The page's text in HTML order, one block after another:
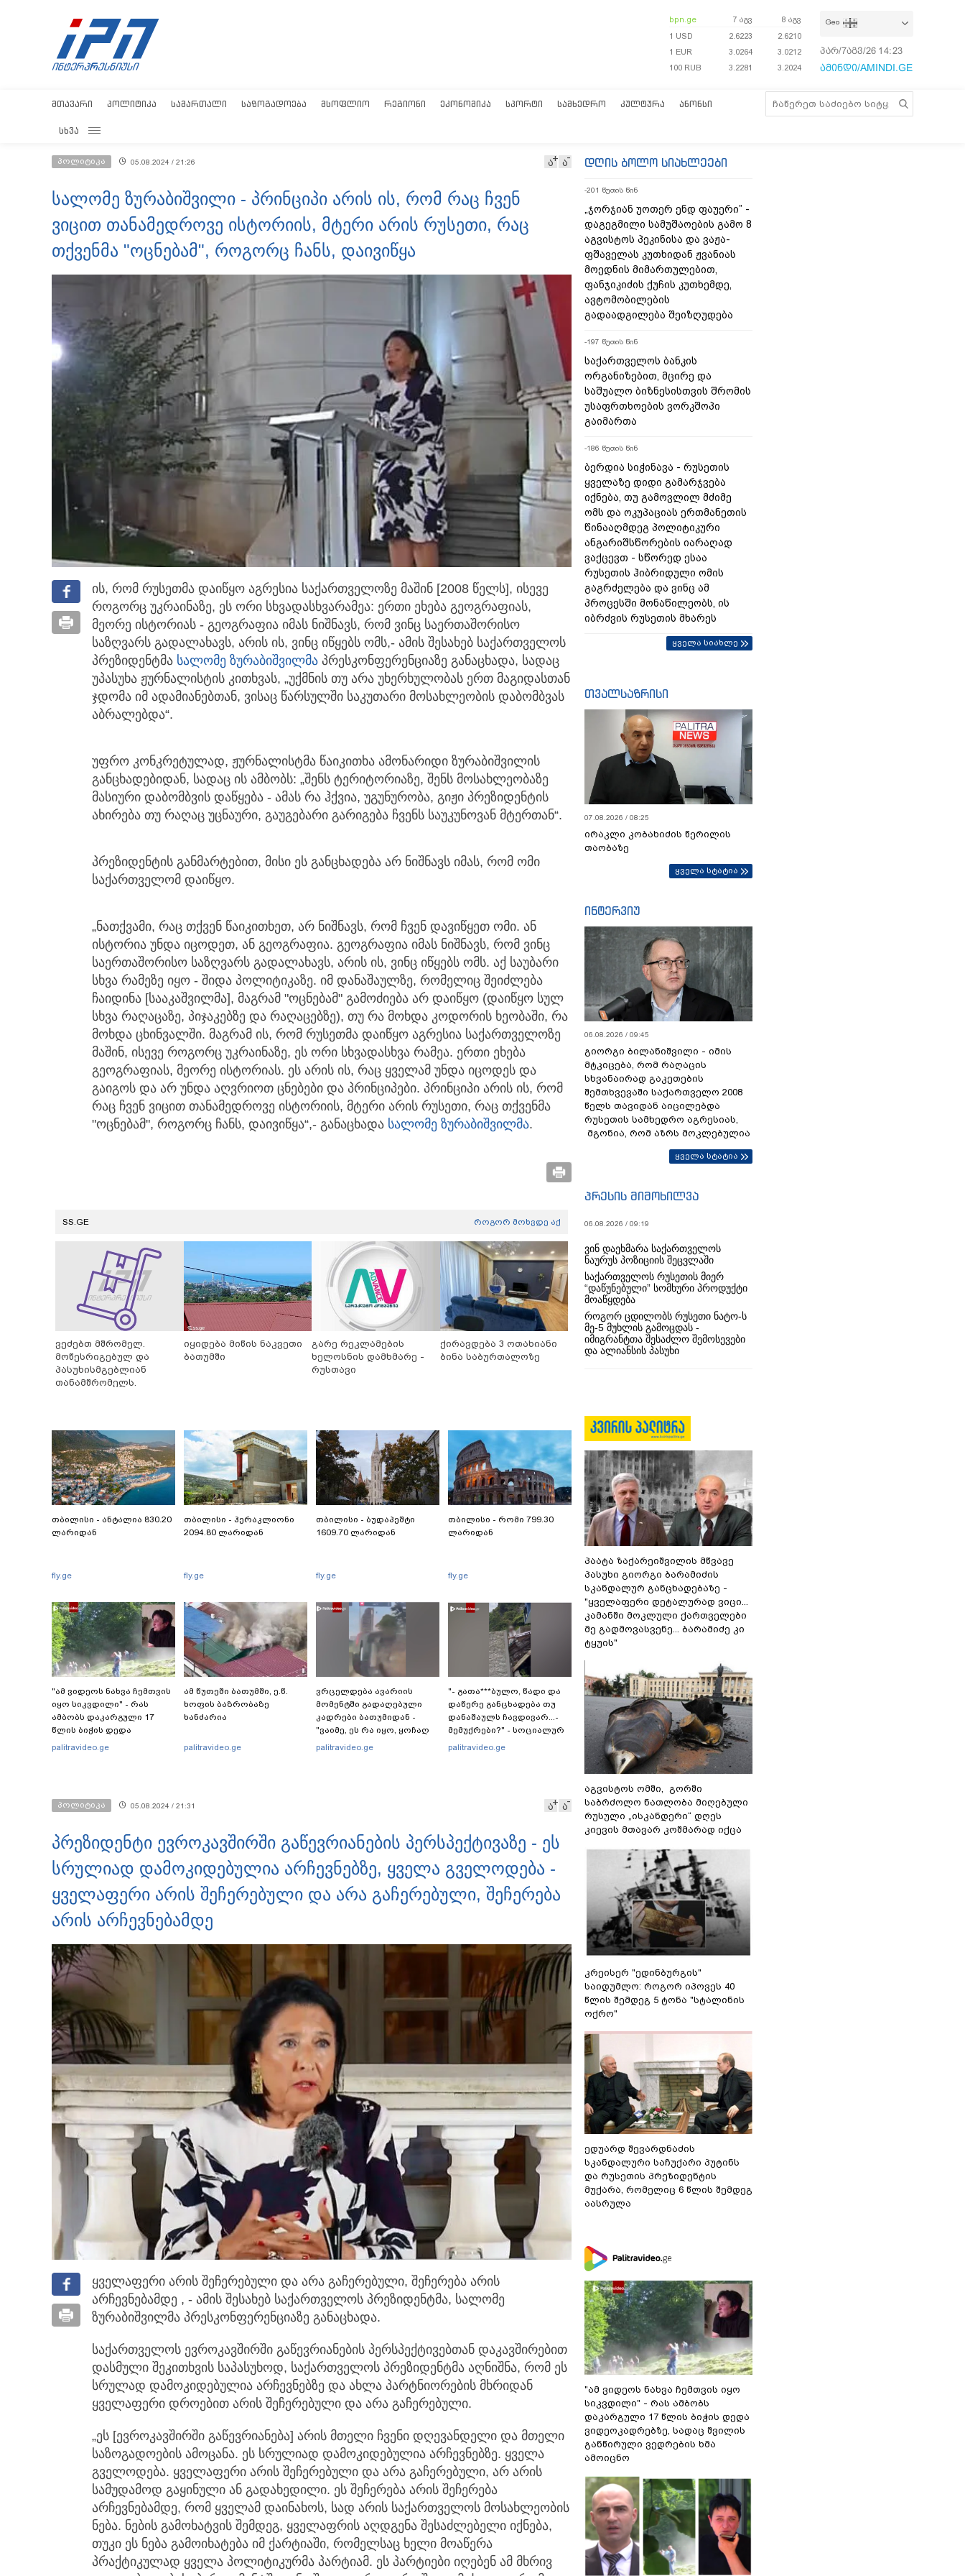
bpn.ge 7 აგვ
8 აგვ
1 USD
2.6223
2.6210
1 EUR
3.0264
3.0212
100 RUB
3.2281 3.2024
Geo
პარ/7აგვ/26 14:23:26
ამინდი/AMINDI.GE
ᲛᲗᲐᲕᲐᲠᲘ ᲞᲝᲚᲘᲢᲘᲙᲐ ᲡᲐᲛᲐᲠᲗᲐᲚᲘ ᲡᲐᲖᲝᲒᲐᲓᲝᲔᲑᲐ ᲛᲡᲝᲤᲚᲘᲝ ᲠᲔᲒᲘᲝᲜᲘ ᲔᲙᲝᲜᲝᲛᲘᲙᲐ ᲡᲞᲝᲠᲢᲘ ᲡᲐᲛᲮᲔᲓᲠᲝ ᲙᲣᲚᲢᲣᲠᲐ ᲐᲜᲝᲜᲡᲘ
ᲡᲮᲕᲐ
პოლიტიკა 05.08.2024 / 21:26 ა ა
სალომე ზურაბიშვილი - პრინციპი არის ის, რომ რაც ჩვენ
ვიცით თანამედროვე ისტორიის, მტერი არის რუსეთი, რაც
თქვენმა "ოცნებამ", როგორც ჩანს, დაივიწყა
ის, რომ რუსეთმა დაიწყო აგრესია საქართველოზე მაშინ [2008 წელს], ისევე
როგორც უკრაინაზე, ეს ორი სხვადასხვარამეა: ერთი ეხება გეოგრაფიას,
მეორე ისტორიას - გეოგრაფია იმას ნიშნავს, რომ ვინც საერთაშორისო
საზღვარს გადალახავს, არის ის, ვინც იწყებს ომს,- ამის შესახებ საქართველოს
პრეზიდენტმა სალომე ზურაბიშვილმა პრესკონფერენციაზე განაცხადა, სადაც
უპასუხა ჟურნალისტის კითხვას, „უქმნის თუ არა უხერხულობას ერთ მაგიდასთან
ჯდომა იმ ადამიანებთან, ვისაც წარსულში საკუთარი მოსახლეობის დაბომბვას
აბრალებდა“.
უფრო კონკრეტულად, ჟურნალისტმა წაიკითხა ამონარიდი ზურაბიშვილის
განცხადებიდან, სადაც ის ამბობს: „შენს ტერიტორიაზე, შენს მოსახლეობაზე
მასიური დაბომბვის დაწყება - ამას რა ჰქვია, უგუნურობა, გიჟი პრეზიდენტის
ახირება თუ რაღაც უცნაური, გაუგებარი გარიგება ჩვენს საუკუნოვან მტერთან“.
პრეზიდენტის განმარტებით, მისი ეს განცხადება არ ნიშნავს იმას, რომ ომი
საქართველომ დაიწყო.
„ნათქვამი, რაც თქვენ წაიკითხეთ, არ ნიშნავს, რომ ჩვენ დავიწყეთ ომი. ან
ისტორია უნდა იცოდეთ, ან გეოგრაფია. გეოგრაფია იმას ნიშნავს, რომ ვინც
საერთაშორისო საზღვარს გადალახავს, არის ის, ვინც იწყებს ომს. აქ საუბარი
სხვა რამეზე იყო - შიდა პოლიტიკაზე. იმ დანაშაულზე, რომელიც შეიძლება
ჩაიდინა [სააკაშვილმა], მაგრამ "ოცნებამ" გამოძიება არ დაიწყო (დაიწყო სულ
სხვა რაღაცაზე, პიჯაკებზე და რაღაცებზე), თუ რა მოხდა კოდორის ხეობაში, რა
მოხდა ცხინვალში. მაგრამ ის, რომ რუსეთმა დაიწყო აგრესია საქართველოზე
მაშინ, ისევე როგორც უკრაინაზე, ეს ორი სხვადასხვა რამეა. ერთი ეხება
გეოგრაფიას, მეორე ისტორიას. ეს არის ის, რაც ყველამ უნდა იცოდეს და
გაიგოს და არ უნდა აღვრიოთ ცნებები და პრინციპები. პრინციპი არის ის, რომ
რაც ჩვენ ვიცით თანამედროვე ისტორიის, მტერი არის რუსეთი, რაც თქვენმა
"ოცნებამ", როგორც ჩანს, დაივიწყა“,- განაცხადა სალომე ზურაბიშვილმა.
SS.GE როგორ მოხვდე აქ
ვეძებთ მშრომელ.
მოწესრიგებულ და
პასუხისმგებლიან
თანამშრომელს.
იყიდება მიწის ნაკვეთი
ბათუმში
გარე რეკლამების
ხელოსნის დამხმარე -
რუსთავი
ქირავდება 3 ოთახიანი
ბინა საბურთალოზე
თბილისი - ანტალია 830.20
ლარიდან
fly.ge
თბილისი - ჰერაკლიონი
2094.80 ლარიდან
fly.ge
თბილისი - ბუდაპეშტი
1609.70 ლარიდან
fly.ge
თბილისი - რომი 799.30
ლარიდან
fly.ge
"ამ ვიდეოს ნახვა ჩემთვის
იყო სიკვდილი" - რას
ამბობს დაკარგული 17
წლის ბიჭის დედა
ვიდეოკადრებზე, სადაც
palitravideo.ge
ამ წუთეში ბათუმში, ე.წ.
ხოფის ბაზრობაზე
ხანძარია
palitravideo.ge
ვრცელდება ავარიის
მომენტში გადაღებული
კადრები ბათუმიდან -
"ვაიმე, ეს რა იყო, ყოჩაღ
"მარშრუტკის" მძღოლს"
palitravideo.ge
"- გათა***ბულო, წადი და
დაწერე განცხადება თუ
დანაშაულს ჩავდივარ...-
მემუქრები?" - სოციალურ
ქსელში სკანდალური
palitravideo.ge
პოლიტიკა 05.08.2024 / 21:31 ა ა
პრეზიდენტი ევროკავშირში გაწევრიანების პერსპექტივაზე - ეს
სრულიად დამოკიდებულია არჩევნებზე, ყველა გველოდება -
ყველაფერი არის შეჩერებული და არა გაჩერებული, შეჩერება
არის არჩევნებამდე
ყველაფერი არის შეჩერებული და არა გაჩერებული, შეჩერება არის
არჩევნებამდე , - ამის შესახებ საქართველოს პრეზიდენტმა, სალომე
ზურაბიშვილმა პრესკონფერენციაზე განაცხადა.
საქართველოს ევროკავშირში გაწევრიანების პერსპექტივებთან დაკავშირებით
დასმული შეკითხვის საპასუხოდ, საქართველოს პრეზიდენტმა აღნიშნა, რომ ეს
სრულად დამოკიდებულია არჩევნებზე და ახლა პარტნიორების მხრიდან
ყველაფერი დროებით არის შეჩერებული და არა გაჩერებული.
„ეს [ევროკავშირში გაწევრიანება] არის მთელი ჩვენი დღევანდელი და მთელი
საზოგადოების ამოცანა. ეს სრულიად დამოკიდებულია არჩევნებზე. ყველა
გველოდება. ყველაფერი არის შეჩერებული და არა გაჩერებული, არ არის
სამუდამოდ გაყინული ან გადახედილი. ეს შეჩერება არის შეჩერება
არჩევნებამდე, რომ ყველამ დაინახოს, სად არის საქართველოს მოსახლეობის
ნება. ნების გამოხატვის შემდეგ, ყველაფრის აღდგენა შესაძლებელი იქნება,
თუკი ეს ნება გამოიხატება იმ ქარტიაში, რომელსაც ხელი მოაწერა
პრაქტიკულად ყველა პოლიტიკურმა პარტიამ. ეს პარტიები იღებენ ამ მხრივ
დღის ბოლო სიახლეები
-201 წუთის წინ
„ჯორჯიან უოთერ ენდ ფაუერი” -
დაგეგმილი სამუშაოების გამო 8
აგვისტოს პეკინისა და ვაჟა-
ფშაველას კუთხიდან ჟვანიას
მოედნის მიმართულებით,
ფანჯიკიძის ქუჩის კუთხემდე,
ავტომობილების
გადაადგილება შეიზღუდება
-197 წუთის წინ
საქართველოს ბანკის
ორგანიზებით, მცირე და
საშუალო ბიზნესისთვის შრომის
უსაფრთხოების ვორკშოპი
გაიმართა
-186 წუთის წინ
ბერდია სიჭინავა - რუსეთის
ყველაზე დიდი გამარჯვება
იქნება, თუ გამოვლილ მძიმე
ომს და ოკუპაციას ერთმანეთის
წინააღმდეგ პოლიტიკური
ანგარიშსწორების იარაღად
ვაქცევთ - სწორედ ესაა
რუსეთის ჰიბრიდული ომის
გაგრძელება და ვინც ამ
პროცესში მონაწილეობს, ის
იბრძვის რუსეთის მხარეს
ყველა სიახლე
თვალსაზრისი
07.08.2026 / 08:25
ირაკლი კობახიძის წერილის
თაობაზე
ყველა სტატია
ინტერვიუ
06.08.2026 / 09:45
გიორგი ბილანიშვილი - იმის
მტკიცება, რომ რაღაცის
სხვანაირად გაკეთების
შემთხვევაში საქართველო 2008
წელს თავიდან აიცილებდა
რუსეთის სამხედრო აგრესიას,
მგონია, რომ აზრს მოკლებულია
ყველა სტატია
პრესის მიმოხილვა
06.08.2026 / 09:19
ვინ დაეხმარა საქართველოს
ნაურუს პოზიციის შეცვლაში
საქართველოს რუსეთის მიერ
“დაწუნებული” სომხური პროდუქტი
მოაწყდება
როგორ ცდილობს რუსეთი ნატო-ს
მე-5 მუხლის გამოცდას -
იმიგრანტთა შესაძლო შემოსევები
და ალიანსის პასუხი
პაატა ზაქარეიშვილის მწვავე
პასუხი გიორგი ბარამიძის
სკანდალურ განცხადებაზე -
"ყველაფერი დეტალურად ვიცი...
კამანში მოკლული ქართველები
მე გადმოვასვენე... ბარამიძე კი
ტყუის"
აგვისტოს ომში, გორში
საბრძოლო ნათლობა მიღებული
რუსული „ისკანდერი“ დღეს
კიევის მთავარ კოშმარად იქცა
კრეისერ "ედინბურგის"
საიდუმლო: როგორ იპოვეს 40
წლის შემდეგ 5 ტონა "სტალინის
ოქრო"
ედუარდ შევარდნაძის
სკანდალური საჩუქარი პუტინს
და რუსეთის პრეზიდენტის
მუქარა, რომელიც 6 წლის შემდეგ
აასრულა
"ამ ვიდეოს ნახვა ჩემთვის იყო
სიკვდილი" - რას ამბობს
დაკარგული 17 წლის ბიჭის დედა
ვიდეოკადრებზე, სადაც შვილის
განწირული ვედრების ხმა
ამოიცნო